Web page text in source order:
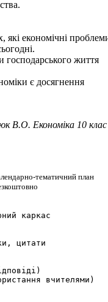
які економічні
господарського життя
є досягнення
В.О. Економіка 10 клас
тематичний план
на
- опорний
та